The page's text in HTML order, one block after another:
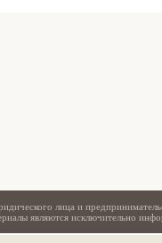
лица и
являются исключительно